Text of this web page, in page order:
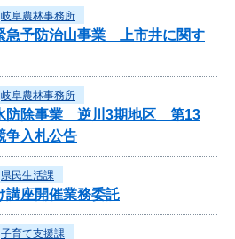
岐阜農林事務所
急予防治山事業 上市井に関す
岐阜農林事務所
防除事業 逆川3期地区 第13
争入札公告
県民生活課
講座開催業務委託
子育て支援課